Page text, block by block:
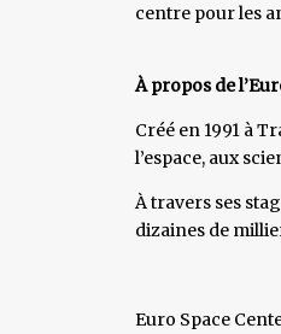
centre pour les
À propos de
Créé en 1991 à
l’espace, aux
À travers ses
dizaines de
Euro Space